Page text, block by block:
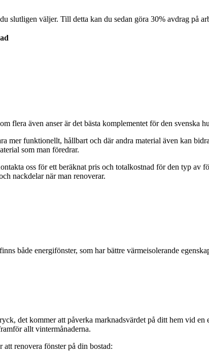
slutligen väljer. Till detta kan du sedan göra 30% avdrag på
flera även anser är det bästa komplementet för den svenska
mer funktionellt, hållbart och där andra material även kan
som man föredrar.
oss för ett beräknat pris och totalkostnad för den typ av
nackdelar när man renoverar.
både energifönster, som har bättre värmeisolerande
det kommer att påverka marknadsvärdet på ditt hem vid
allt vintermånaderna.
renovera fönster på din bostad: